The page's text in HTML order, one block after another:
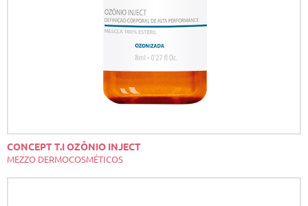
CONCEPT T.I OZÔNIO INJECT
MEZZO DERMOCOSMÉTICOS